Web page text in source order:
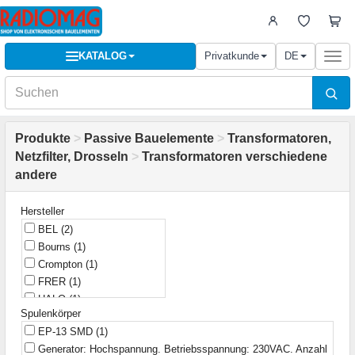
KATALOG Privatkunde DE
Produkte > Passive Bauelemente > Transformatoren,
Netzfilter, Drosseln > Transformatoren verschiedene
andere
Hersteller
BEL (2)
Bourns (1)
Crompton (1)
FRER (1)
HALO(1)
HHT(1)
Hahn-Trafo(2)
IME(2)
Spulenkörper
EP-13 SMD (1)
Generator: Hochspannung. Betriebsspannung: 230VAC. Anzahl